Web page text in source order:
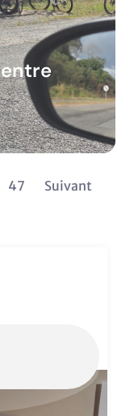
47 Suivant